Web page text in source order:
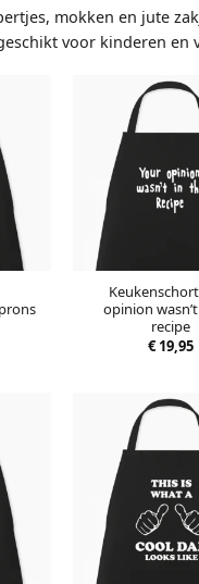
mokken en jute
voor kinderen en
opinion
recipe
€19,95